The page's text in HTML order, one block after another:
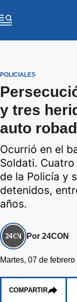
POLICIALES
y tres
auto
Ocurrió en el
Soldati.
de la Policía y
detenidos,
años.
Por 24CON
Martes, 07 de
COMPARTIR